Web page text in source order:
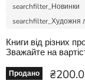
searchfilter_Новинки
searchfilter_Художня
Книги від різних
Зважайте на
Продано Ціна